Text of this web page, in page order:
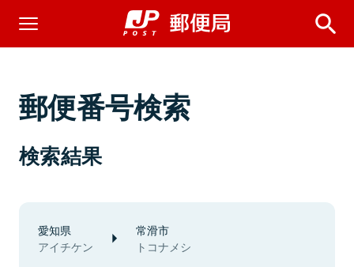
郵便番号検索
検索結果
愛知県
アイチケン
常滑市
トコナメシ